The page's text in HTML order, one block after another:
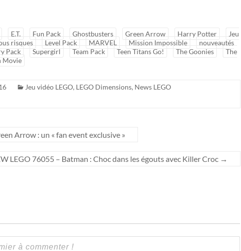
E.T. Fun Pack Ghostbusters Green Arrow Harry Potter
Jeu
risques Level Pack MARVEL Mission Impossible
nouveautés
Pack Supergirl Team Pack Teen Titans Go! The Goonies
The
Movie
Jeu vidéo LEGO, LEGO Dimensions, News LEGO
Arrow : un « fan event exclusive »
LEGO 76055 – Batman : Choc dans les égouts avec Killer Croc →